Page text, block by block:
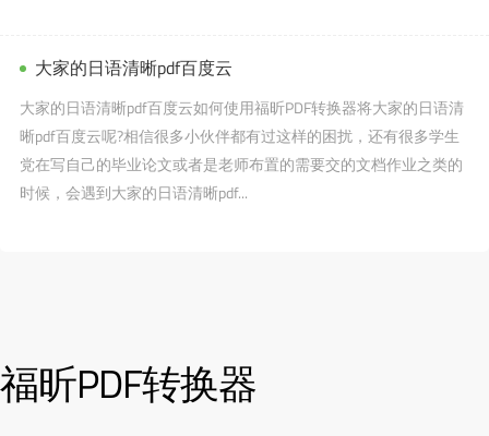
大家的日语清晰pdf百度云
大家的日语清晰pdf百度云如何使用福昕PDF转换器将大家的日语清
晰pdf百度云呢?相信很多小伙伴都有过这样的困扰，还有很多学生
党在写自己的毕业论文或者是老师布置的需要交的文档作业之类的
时候，会遇到大家的日语清晰pdf...
福昕PDF转换器